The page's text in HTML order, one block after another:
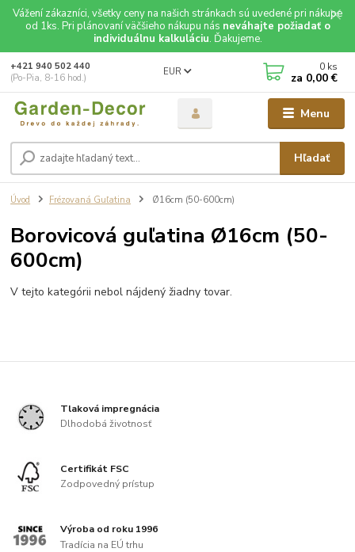
Vážení zákazníci, všetky ceny na našich stránkach sú uvedené pri nákupe
od 1ks. Pri plánovaní väčšieho nákupu nás neváhajte požiadať o
individuálnu kalkuláciu. Ďakujeme.
Menu
EUR
Hľadať
+421 940 502 440
(Po-Pia, 8-16 hod.)
0 ks
za 0,00 €
Úvod Frézovaná Guľatina Ø16cm (50-600cm)
Borovicová guľatina Ø16cm (50-
600cm)
V tejto kategórii nebol nájdený žiadny tovar.
Tlaková impregnácia
Dlhodobá životnosť
Certifikát FSC
Zodpovedný prístup
Výroba od roku 1996
Tradícia na EÚ trhu